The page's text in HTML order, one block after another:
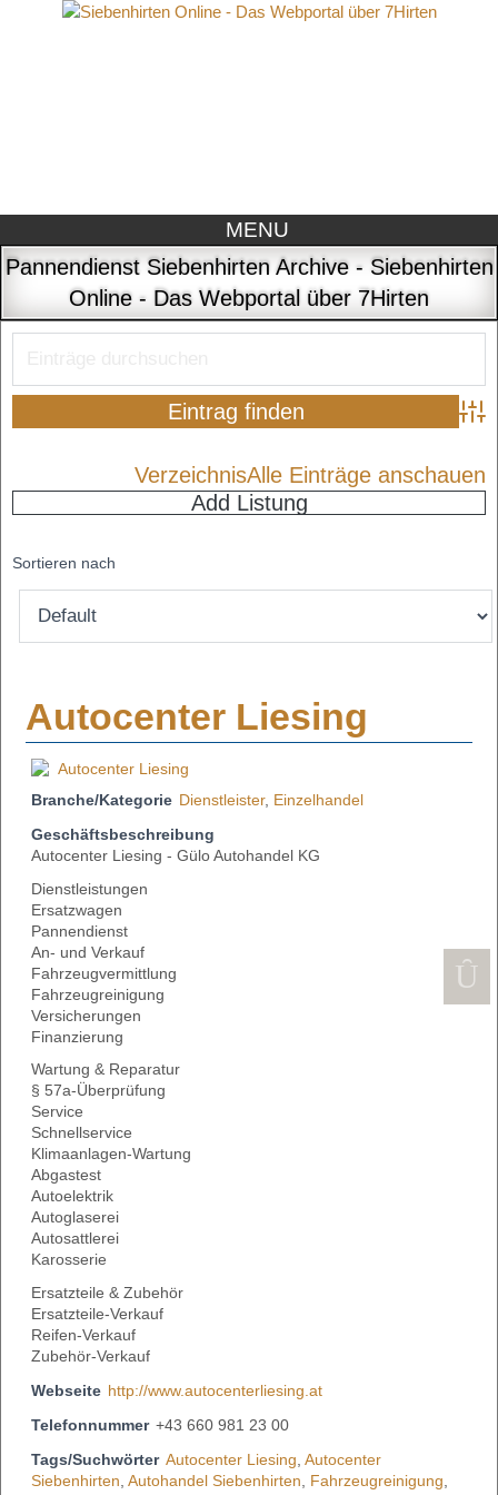
MENU
Pannendienst Siebenhirten Archive - Siebenhirten
Online - Das Webportal über 7Hirten
VerzeichnisAlle Einträge anschauen
Add Listung
Sortieren nach
Autocenter Liesing
Branche/Kategorie Dienstleister, Einzelhandel
Geschäftsbeschreibung
Autocenter Liesing - Gülo Autohandel KG
Dienstleistungen
Ersatzwagen
Pannendienst
An- und Verkauf
Fahrzeugvermittlung
Fahrzeugreinigung
Versicherungen
Finanzierung
Wartung & Reparatur
§ 57a-Überprüfung
Service
Schnellservice
Klimaanlagen-Wartung
Abgastest
Autoelektrik
Autoglaserei
Autosattlerei
Karosserie
Ersatzteile & Zubehör
Ersatzteile-Verkauf
Reifen-Verkauf
Zubehör-Verkauf
Webseite http://www.autocenterliesing.at
Telefonnummer +43 660 981 23 00
Tags/Suchwörter Autocenter Liesing Autocenter
Siebenhirten Autohandel Siebenhirten Fahrzeugreinigung